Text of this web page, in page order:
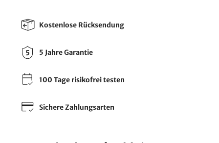
Kostenlose Rücksendung
5 Jahre Garantie
100 Tage risikofrei testen
Sichere Zahlungsarten